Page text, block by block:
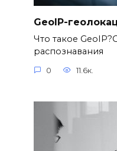
GeoIP-
Что такое
распознавания
0 11.6к.